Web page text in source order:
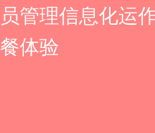
管理信息化运
体验